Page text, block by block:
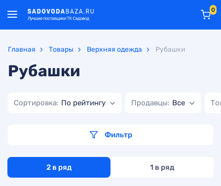
0
Главная Товары Верхняя одежда Рубашки
Рубашки
Сортировка: По рейтингу Продавцы: Все
Фильтр
2 в ряд 1 в ряд